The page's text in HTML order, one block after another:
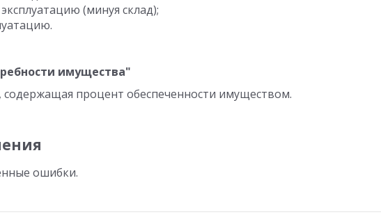
(минуя склад);
имущества"
содержащая процент обеспеченности имуществом.
ошибки.